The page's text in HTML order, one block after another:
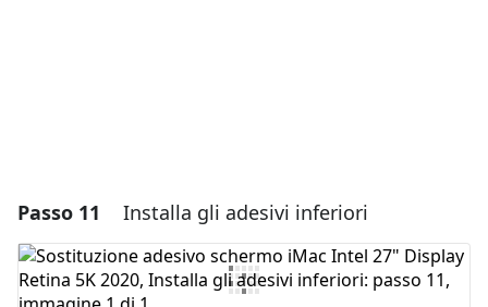
Passo 11 Installa gli adesivi inferiori